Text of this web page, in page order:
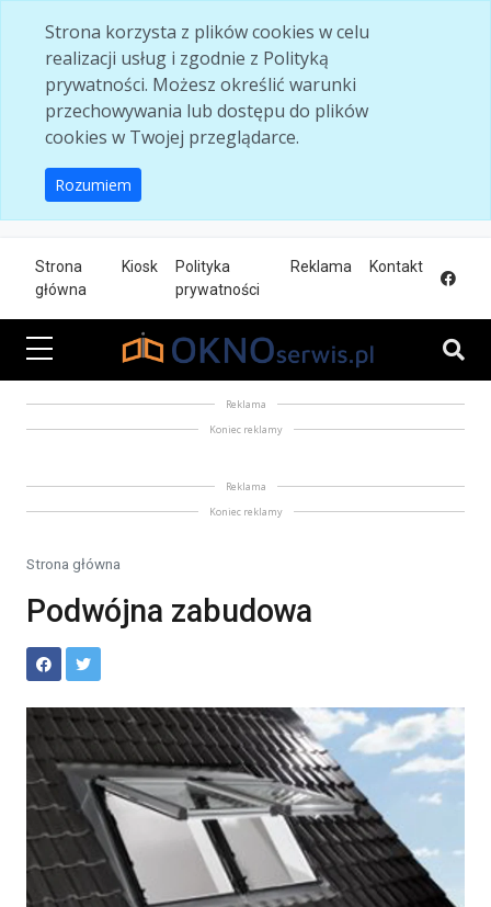
Strona korzysta z plików cookies w celu
realizacji usług i zgodnie z Polityką
prywatności. Możesz określić warunki
przechowywania lub dostępu do plików
cookies w Twojej przeglądarce.
Rozumiem
Strona
główna
Kiosk
Polityka
prywatności
Reklama Kontakt
Reklama
Koniec reklamy
Reklama
Koniec reklamy
Strona główna
Podwójna zabudowa